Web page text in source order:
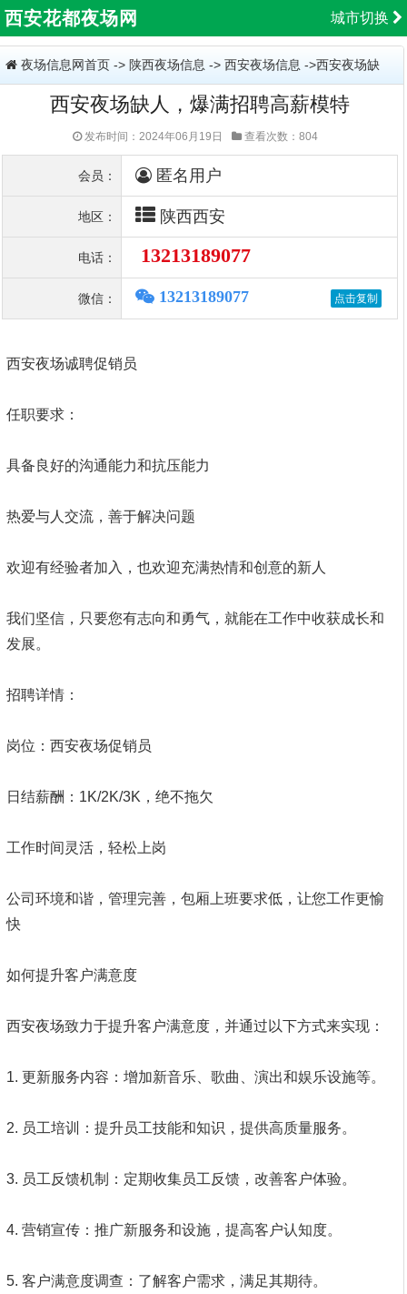
城市切换
西安花都夜场网
夜场信息网首页 -> 陕西夜场信息 -> 西安夜场信息 ->西安夜场缺
人，爆满招聘高薪模特
西安夜场缺人，爆满招聘高薪模特
发布时间：2024年06月19日 查看次数：804
会员： 匿名用户
地区： 陕西西安
电话： 13213189077
微信： 13213189077
西安夜场诚聘促销员
任职要求：
具备良好的沟通能力和抗压能力
热爱与人交流，善于解决问题
欢迎有经验者加入，也欢迎充满热情和创意的新人
我们坚信，只要您有志向和勇气，就能在工作中收获成长和
发展。
招聘详情：
岗位：西安夜场促销员
日结薪酬：1K/2K/3K，绝不拖欠
工作时间灵活，轻松上岗
公司环境和谐，管理完善，包厢上班要求低，让您工作更愉
快
如何提升客户满意度
西安夜场致力于提升客户满意度，并通过以下方式来实现：
1. 更新服务内容：增加新音乐、歌曲、演出和娱乐设施等。
2. 员工培训：提升员工技能和知识，提供高质量服务。
3. 员工反馈机制：定期收集员工反馈，改善客户体验。
4. 营销宣传：推广新服务和设施，提高客户认知度。
5. 客户满意度调查：了解客户需求，满足其期待。